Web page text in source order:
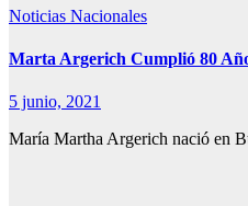
Noticias Nacionales
Marta Argerich Cumplió 80
5 junio, 2021
María Martha Argerich nació en